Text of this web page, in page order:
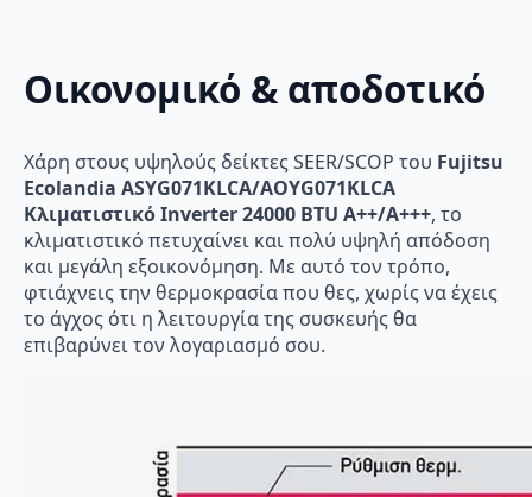
Οικονομικό & αποδοτικό
Χάρη στους υψηλούς δείκτες SEER/SCOP του Fujitsu
Ecolandia ASYG071KLCA/AOYG071KLCA
Κλιματιστικό Inverter 24000 BTU A++/A+++, το
κλιματιστικό πετυχαίνει και πολύ υψηλή απόδοση
και μεγάλη εξοικονόμηση. Με αυτό τον τρόπο,
φτιάχνεις την θερμοκρασία που θες, χωρίς να έχεις
το άγχος ότι η λειτουργία της συσκευής θα
επιβαρύνει τον λογαριασμό σου.